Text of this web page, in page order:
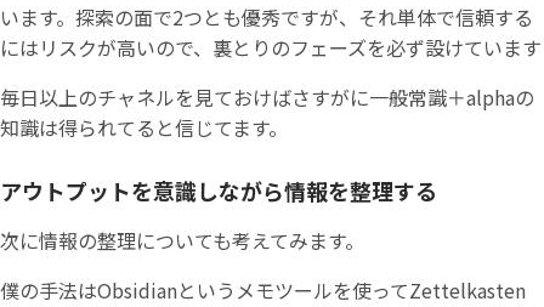
います。探索の面で2つとも優秀ですが、それ単体で信頼する
にはリスクが高いので、裏とりのフェーズを必ず設けています
毎日以上のチャネルを見ておけばさすがに一般常識＋alphaの
知識は得られてると信じてます。
アウトプットを意識しながら情報を整理する
次に情報の整理についても考えてみます。
僕の手法はObsidianというメモツールを使ってZettelkasten